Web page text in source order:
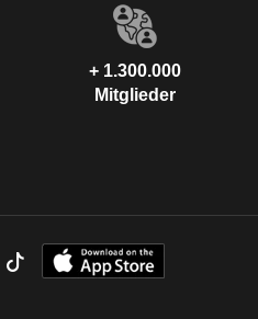
+ 1.300.000
Mitglieder